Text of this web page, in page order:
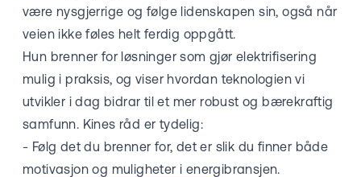
være nysgjerrige og følge lidenskapen sin, også når
veien ikke føles helt ferdig oppgått.
Hun brenner for løsninger som gjør elektrifisering
mulig i praksis, og viser hvordan teknologien vi
utvikler i dag bidrar til et mer robust og bærekraftig
samfunn. Kines råd er tydelig:
- Følg det du brenner for, det er slik du finner både
motivasjon og muligheter i energibransjen.